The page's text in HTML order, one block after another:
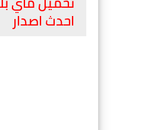
احدث اصدار